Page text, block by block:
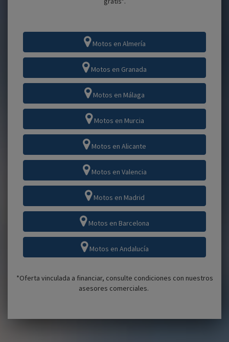
Motos en Almería
Motos en Granada
Motos en Málaga
Motos en Murcia
Motos en Alicante
Motos en Valencia
Motos en Madrid
Motos en Barcelona
Motos en Andalucía
*Oferta vinculada a financiar, consulte condiciones con nuestros
asesores comerciales.